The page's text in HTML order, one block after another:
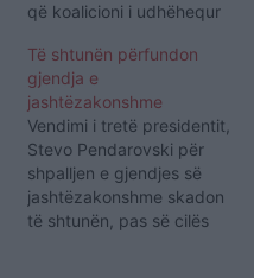
që koalicioni i udhëhequr
zgjedhjet e parakohshme
parlamentare të 15
korrikut. Presidenti i
shtetit Stevo Pendarovski
bëri të ditur se sot në
mesditë i dorëzon
mandatin për formimin…
Të shtunën përfundon
gjendja e
jashtëzakonshme
Vendimi i tretë presidentit,
Stevo Pendarovski për
shpalljen e gjendjes së
jashtëzakonshme skadon
të shtunën, pas së cilës